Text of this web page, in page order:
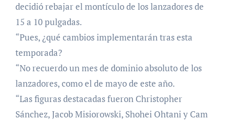
decidió rebajar el montículo de los lanzadores de
15 a 10 pulgadas.
“Pues, ¿qué cambios implementarán tras esta
temporada?
“No recuerdo un mes de dominio absoluto de los
lanzadores, como el de mayo de este año.
“Las figuras destacadas fueron Christopher
Sánchez, Jacob Misiorowski, Shohei Ohtani y Cam